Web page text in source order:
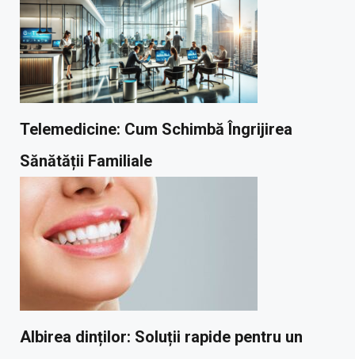
Telemedicine: Cum Schimbă Îngrijirea
Sănătății Familiale
Albirea dinților: Soluții rapide pentru un